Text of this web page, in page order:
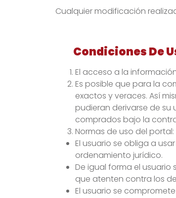
Cualquier modificación
Condiciones De
El acceso a la
Es posible que para la
exactos y veraces. Así
pudieran derivarse de su
comprados bajo la
Normas de uso del portal:
El usuario se obliga a
ordenamiento jurídico.
De igual forma el
que atenten contra los
El usuario se